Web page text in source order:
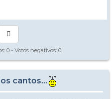
0 - Votos negativos: 0
cantos...